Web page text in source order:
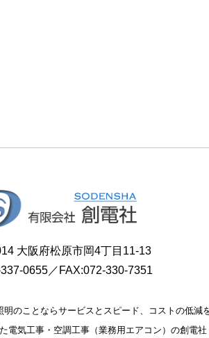
大阪府松原市岡4丁目11-13
0655／FAX:072-330-7351
のことならサービスとスピード、コストの低減
電気工事・空調工事（業務用エアコン）の創電社